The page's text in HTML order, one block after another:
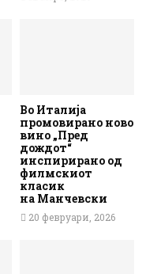
Во Италија
промовирано ново
вино „Пред
дождот“
инспирирано од
филмскиот
класик
на Манчевски
20 февруари, 2026